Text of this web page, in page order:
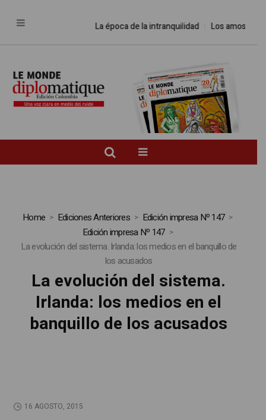
La época de la intranquilidad Los amos del
Home Ediciones Anteriores
Edición impresa Nº 147
Edición impresa Nº 147
La evolución del sistema. Irlanda: los medios en el banquillo de
los acusados
La evolución del sistema.
Irlanda: los medios en el
banquillo de los acusados
16 AGOSTO, 2015